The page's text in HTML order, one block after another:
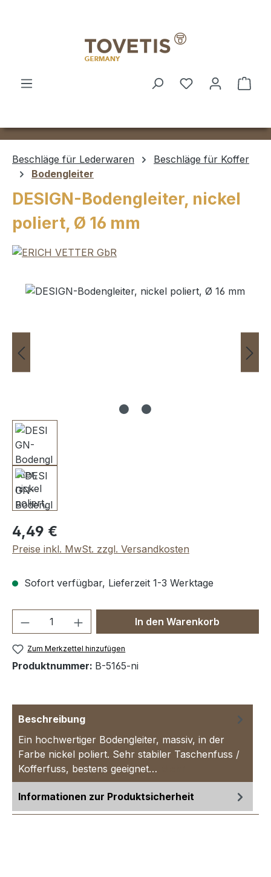
Beschläge für Lederwaren
Beschläge für Koffer
Bodengleiter
DESIGN-Bodengleiter, nickel
poliert, Ø 16 mm
Bildergalerie überspringen
Regulärer Preis:
4,49 €
Preise inkl. MwSt. zzgl. Versandkosten
Sofort verfügbar, Lieferzeit 1-3 Werktage
Produkt Anzahl: Gib denIn den Warenkorb
Zum Merkzettel hinzufügen
Produktnummer: B-5165-ni
Beschreibung
Ein hochwertiger Bodengleiter, massiv, in der
Farbe nickel poliert. Sehr stabiler Taschenfuss /
Kofferfuss, bestens geeignet…
Informationen zur Produktsicherheit